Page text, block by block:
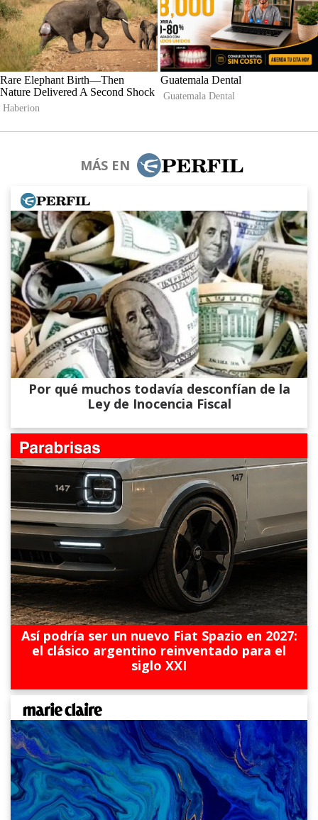
MÁS EN
Por qué muchos todavía desconfían de la
Ley de Inocencia Fiscal
Así podría ser un nuevo Fiat Spazio en 2027:
el clásico argentino reinventado para el
siglo XXI